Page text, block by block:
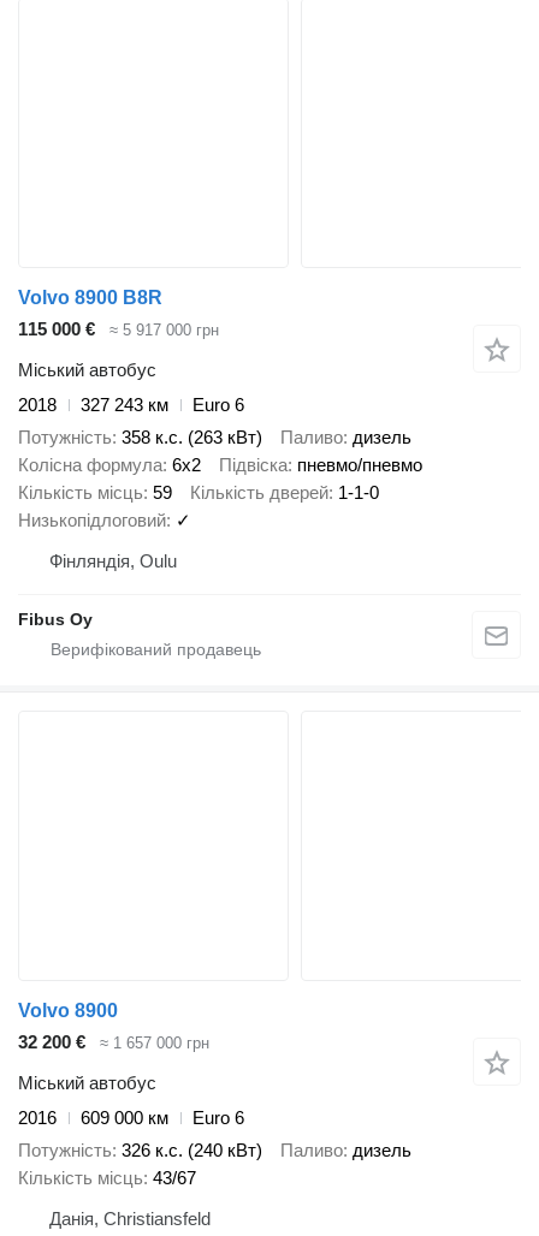
Volvo 8900 B8R
115 000 €
≈ 5 917 000 грн
Міський автобус
2018
327 243 км
Euro 6
Потужність 358 к.с. (263 кВт) Паливо дизель
Колісна формула 6x2 Підвіска пневмо/пневмо
Кількість місць 59 Кількість дверей 1-1-0
Низькопідлоговий ✓
Фінляндія, Oulu
Fibus Oy
Volvo 8900
32 200 €
≈ 1 657 000 грн
Міський автобус
2016
609 000 км
Euro 6
Потужність 326 к.с. (240 кВт) Паливо дизель
Кількість місць 43/67
Данія, Christiansfeld